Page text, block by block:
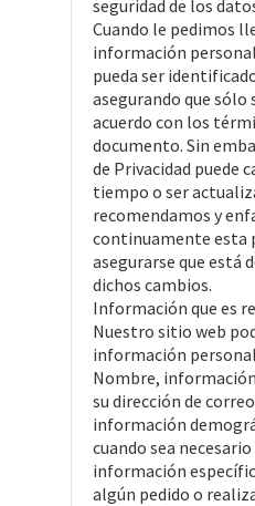
seguridad de los
Cuando le pedimos
información
pueda ser
asegurando que sólo
acuerdo con los
documento. Sin
de Privacidad puede
tiempo o ser
recomendamos y
continuamente esta
asegurarse que está
dichos cambios.
Información que es
Nuestro sitio web
información
Nombre,
su dirección de
información
cuando sea
información
algún pedido o